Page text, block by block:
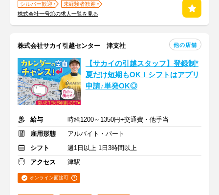
シルバー歓迎
未経験者歓迎
株式会社一号舘の求人一覧を見る
株式会社サカイ引越センター 津支社 他の店舗
【サカイの引越スタッフ】登録制*
夏だけ短期もOK！シフトはアプリ
申請♪単発OK◎
給与
時給1200～1350円+交通費・他手当
雇用形態
アルバイト・パート
シフト
週1日以上 1日3時間以上
アクセス
津駅
オンライン面接可